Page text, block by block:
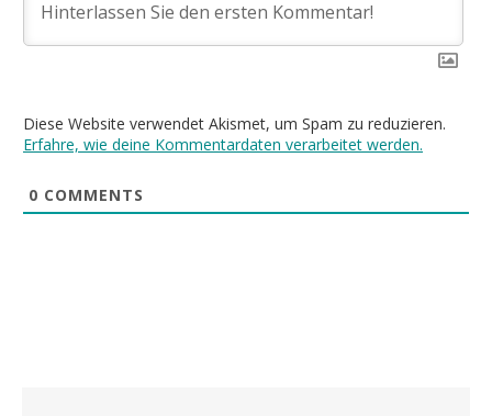
Diese Website verwendet Akismet, um Spam zu reduzieren.
Erfahre, wie deine Kommentardaten verarbeitet werden.
0 COMMENTS